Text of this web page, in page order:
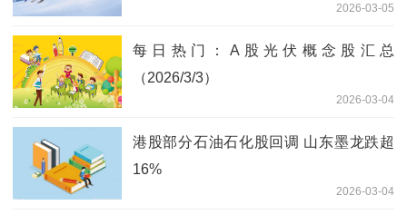
2026-03-05
每日热门：A股光伏概念股汇总
（2026/3/3）
2026-03-04
港股部分石油石化股回调 山东墨龙跌超
16%
2026-03-04